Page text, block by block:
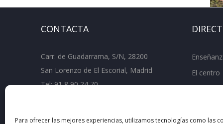
Para ofrecer las mejores experiencias, utilizamos tecnologías como las
CONTACTA
Carr. de Guadarrama, S/N, 28200
San Lorenzo de El Escorial, Madrid
Tel:91 8 90 24 70
El centro